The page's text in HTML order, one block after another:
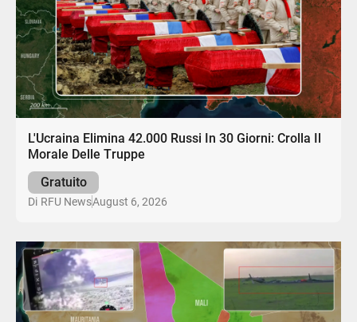
L'Ucraina Elimina 42.000 Russi In 30 Giorni: Crolla Il
Morale Delle Truppe
Gratuito
Di RFU NewsAugust 6, 2026